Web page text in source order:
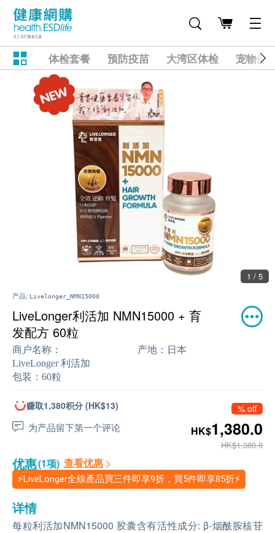
体检套餐 预防疫苗 大湾区体检 宠物健
1 / 5
产品: Livelonger_NMN15000
LiveLonger利活加 NMN15000 + 育
发配方 60粒
商户名称：
LiveLonger 利活加
产地： 日本
包装： 60粒
赚取1,380积分 (HK$13)
为产品留下第一个评论
% off
HK$1,380.0
HK$1,380.0
优惠(1项) 查看优惠
⚡LiveLonger全線產品買三件即享9折，買5件即享85折⚡
详情
每粒利活加NMN15000 胶囊含有活性成分: β-烟酰胺核苷